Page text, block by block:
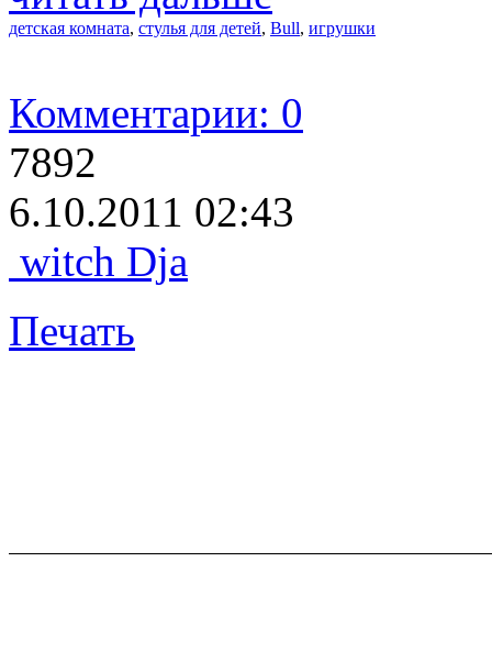
детская комната, стулья для детей, Bull, игрушки
Комментарии: 0
7892
6.10.2011 02:43
witch Dja
Печать